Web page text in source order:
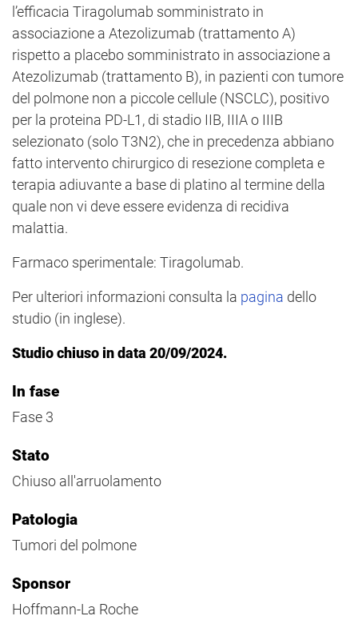
l’efficacia Tiragolumab somministrato in
associazione a Atezolizumab (trattamento A)
rispetto a placebo somministrato in associazione a
Atezolizumab (trattamento B), in pazienti con tumore
del polmone non a piccole cellule (NSCLC), positivo
per la proteina PD-L1, di stadio IIB, IIIA o IIIB
selezionato (solo T3N2), che in precedenza abbiano
fatto intervento chirurgico di resezione completa e
terapia adiuvante a base di platino al termine della
quale non vi deve essere evidenza di recidiva
malattia.
Farmaco sperimentale: Tiragolumab.
Per ulteriori informazioni consulta la pagina dello
studio (in inglese).
Studio chiuso in data 20/09/2024.
In fase
Fase 3
Stato
Chiuso all'arruolamento
Patologia
Tumori del polmone
Sponsor
Hoffmann-La Roche